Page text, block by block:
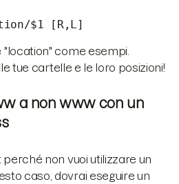
$1 [R,L]
come esempi.
tue cartelle e le loro posizioni!
a non www con un
non vuoi utilizzare un
caso, dovrai eseguire un